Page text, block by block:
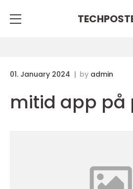
01. January 2024 by admin
mitid app på